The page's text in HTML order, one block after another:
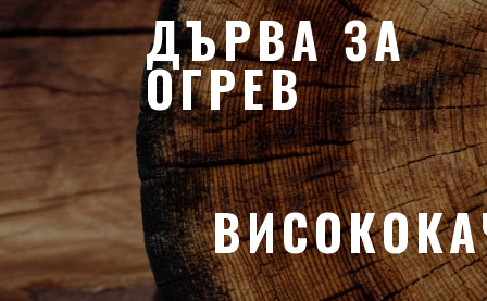
ДЪРВА ЗА
ОГРЕВ